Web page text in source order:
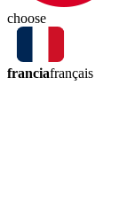
choose
franciafrançais